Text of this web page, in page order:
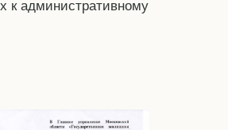
к административному